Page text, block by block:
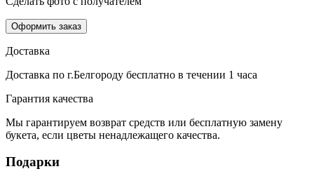
Оформить заказ
Доставка
Доставка по г.Белгороду бесплатно в течении 1 часа
Гарантия качества
Мы гарантируем возврат средств или бесплатную замену
букета, если цветы ненадлежащего качества.
Подарки